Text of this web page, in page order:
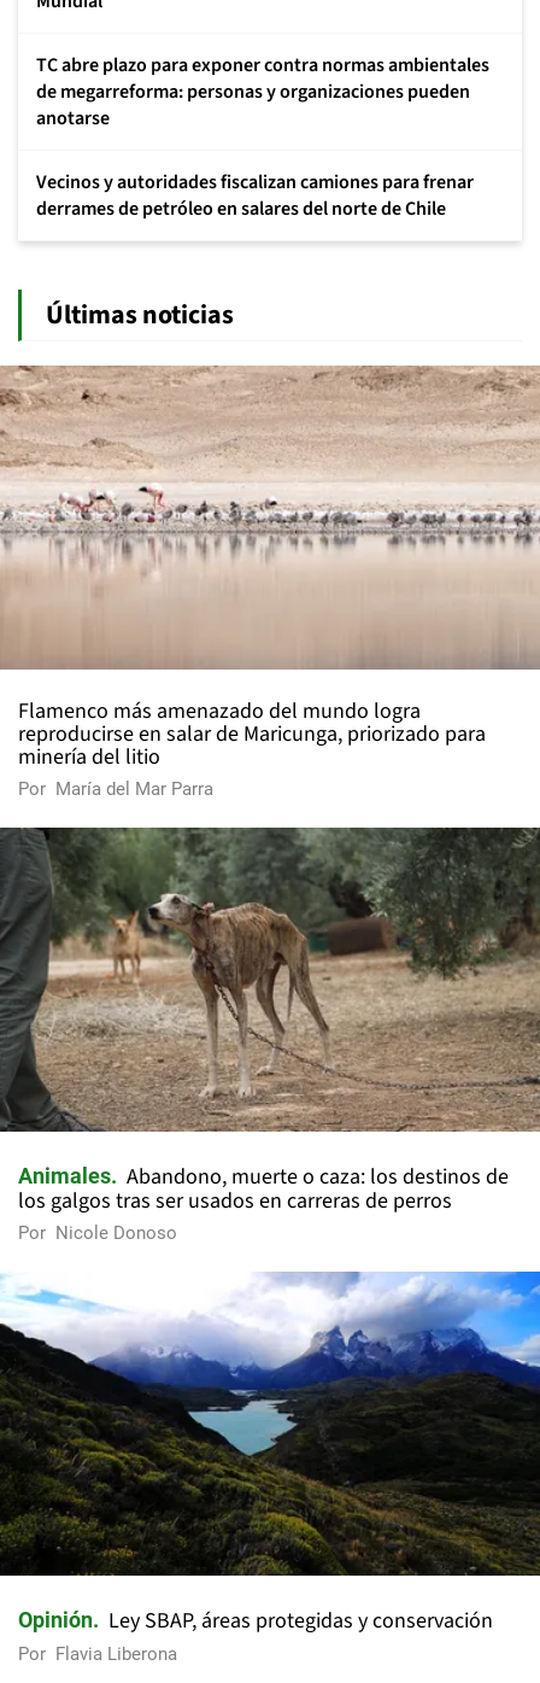
TC abre plazo para exponer contra normas ambientales
de megarreforma: personas y organizaciones pueden
anotarse
Vecinos y autoridades fiscalizan camiones para frenar
derrames de petróleo en salares del norte de Chile
Últimas noticias
Flamenco más amenazado del mundo logra
reproducirse en salar de Maricunga, priorizado para
minería del litio
Por María del Mar Parra
Animales
Abandono, muerte o caza: los destinos de
los galgos tras ser usados en carreras de perros
Por Nicole Donoso
Opinión Ley SBAP, áreas protegidas y conservación
Por Flavia Liberona